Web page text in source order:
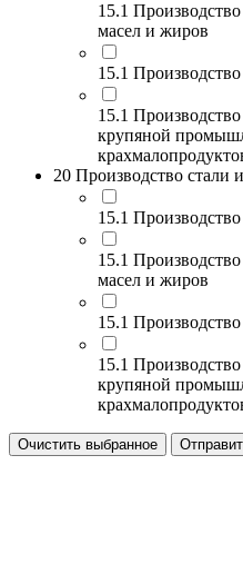
15.1
масел и жиров
15.1
15.1
крупяной
20 Производство стали
15.1
15.1
масел и жиров
15.1
15.1
крупяной